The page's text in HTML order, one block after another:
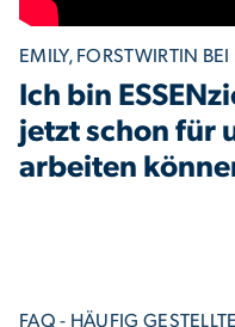
EMILY, FORSTWIRTIN
Ich bin
jetzt schon für
arbeiten
FAQ - HÄUFIG